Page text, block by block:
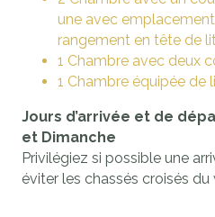
une avec
rangement en tête de
1 Chambre avec deux
1 Chambre équipée de
Jours d’arrivée et de
et Dimanche
Privilégiez si possible une
éviter les chassés croisés du